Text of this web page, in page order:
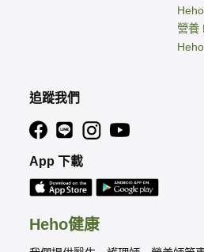
Heho健康
營養
追蹤我們
App 下載